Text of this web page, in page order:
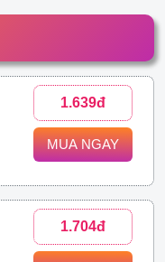
1.639đ
MUA NGAY
1.704đ